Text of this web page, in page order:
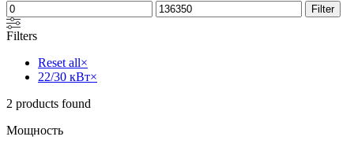
Filter
Filters
Reset all×
22/30 кВт×
2 products found
Мощность